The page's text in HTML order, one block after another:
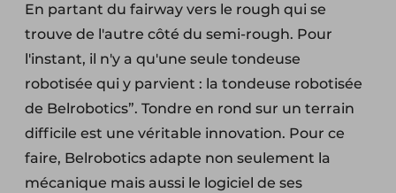
En partant du fairway vers le rough qui se
trouve de l'autre côté du semi-rough. Pour
l'instant, il n'y a qu'une seule tondeuse
robotisée qui y parvient : la tondeuse robotisée
de Belrobotics”. Tondre en rond sur un terrain
difficile est une véritable innovation. Pour ce
faire, Belrobotics adapte non seulement la
mécanique mais aussi le logiciel de ses